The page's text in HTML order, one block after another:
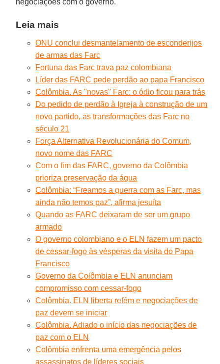
Leia mais
ONU conclui desmantelamento de esconderijos
de armas das Farc
Fortuna das Farc trava paz colombiana
Líder das FARC pede perdão ao papa Francisco
Colômbia. As ''novas'' Farc: o ódio ficou para trás
Do pedido de perdão à Igreja à construção de um
novo partido, as transformações das Farc no
século 21
Força Alternativa Revolucionária do Comum,
novo nome das FARC
Com o fim das FARC, governo da Colômbia
prioriza preservação da água
Colômbia: “Freamos a guerra com as Farc, mas
ainda não temos paz”, afirma jesuíta
Quando as FARC deixaram de ser um grupo
armado
O governo colombiano e o ELN fazem um pacto
de cessar-fogo às vésperas da visita do Papa
Francisco
Governo da Colômbia e ELN anunciam
compromisso com cessar-fogo
Colômbia. ELN liberta refém e negociações de
paz devem se iniciar
Colômbia. Adiado o início das negociações de
paz com o ELN
Colômbia enfrenta uma emergência pelos
assassinatos de líderes sociais